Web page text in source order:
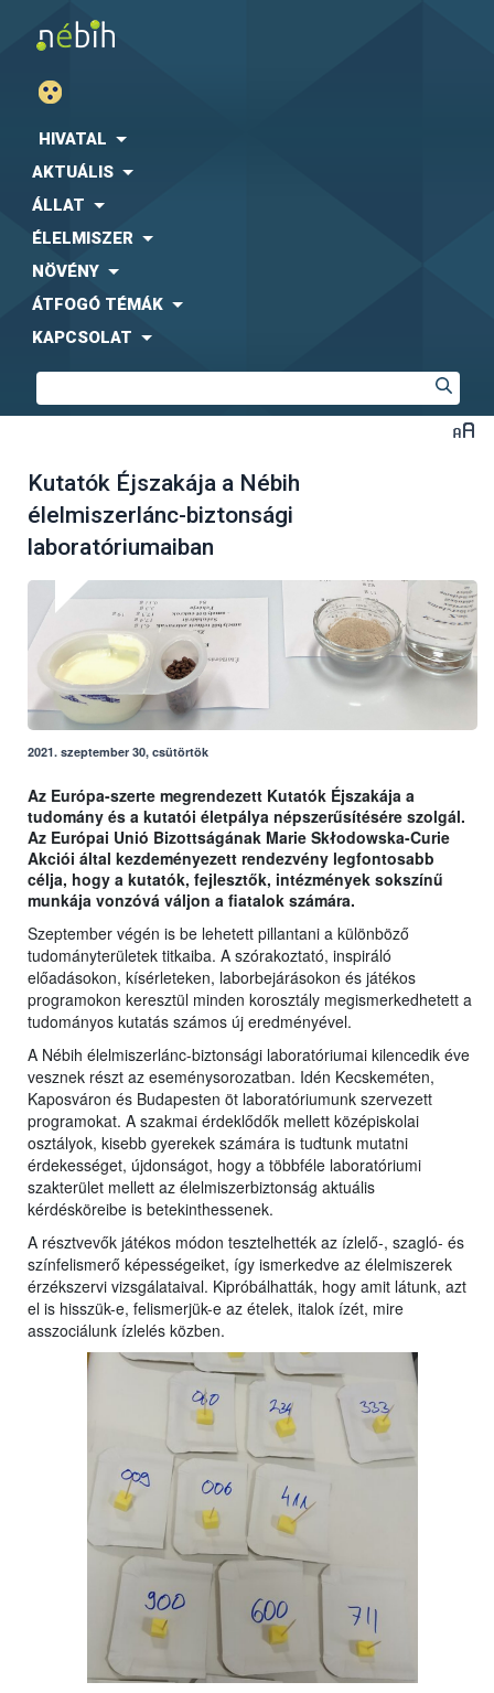
HIVATAL
AKTUÁLIS
ÁLLAT
ÉLELMISZER
NÖVÉNY
ÁTFOGÓ TÉMÁK
KAPCSOLAT
Kutatók Éjszakája a Nébih
élelmiszerlánc-biztonsági
laboratóriumaiban
2021. szeptember 30, csütörtök
Az Európa-szerte megrendezett Kutatók Éjszakája a
tudomány és a kutatói életpálya népszerűsítésére szolgál.
Az Európai Unió Bizottságának Marie Skłodowska-Curie
Akciói által kezdeményezett rendezvény legfontosabb
célja, hogy a kutatók, fejlesztők, intézmények sokszínű
munkája vonzóvá váljon a fiatalok számára.
Szeptember végén is be lehetett pillantani a különböző
tudományterületek titkaiba. A szórakoztató, inspiráló
előadásokon, kísérleteken, laborbejárásokon és játékos
programokon keresztül minden korosztály megismerkedhetett a
tudományos kutatás számos új eredményével.
A Nébih élelmiszerlánc-biztonsági laboratóriumai kilencedik éve
vesznek részt az eseménysorozatban. Idén Kecskeméten,
Kaposváron és Budapesten öt laboratóriumunk szervezett
programokat. A szakmai érdeklődők mellett középiskolai
osztályok, kisebb gyerekek számára is tudtunk mutatni
érdekességet, újdonságot, hogy a többféle laboratóriumi
szakterület mellett az élelmiszerbiztonság aktuális
kérdésköreibe is betekinthessenek.
A résztvevők játékos módon tesztelhették az ízlelő-, szagló- és
színfelismerő képességeiket, így ismerkedve az élelmiszerek
érzékszervi vizsgálataival. Kipróbálhatták, hogy amit látunk, azt
el is hisszük-e, felismerjük-e az ételek, italok ízét, mire
asszociálunk ízlelés közben.